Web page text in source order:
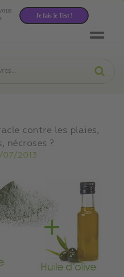
contre les plaies,
nécroses ?
07/2013
Je fais le Test !